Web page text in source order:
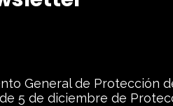
General de Protección
5 de diciembre de